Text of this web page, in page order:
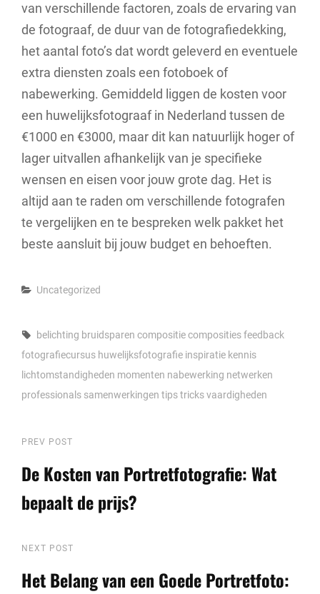
van verschillende factoren, zoals de ervaring van
de fotograaf, de duur van de fotografiedekking,
het aantal foto’s dat wordt geleverd en eventuele
extra diensten zoals een fotoboek of
nabewerking. Gemiddeld liggen de kosten voor
een huwelijksfotograaf in Nederland tussen de
€1000 en €3000, maar dit kan natuurlijk hoger of
lager uitvallen afhankelijk van je specifieke
wensen en eisen voor jouw grote dag. Het is
altijd aan te raden om verschillende fotografen
te vergelijken en te bespreken welk pakket het
beste aansluit bij jouw budget en behoeften.
Categories
Uncategorized
Tags,
belichting bruidsparen compositiecompositiesfeedback
fotografiecursus huwelijksfotografie inspiratie kennis
lichtomstandigheden momenten nabewerking netwerken
professionals samenwerkingen tipstricksvaardigheden
Berichtnavigatie
Previous
Post
PREV POST
De Kosten van Portretfotografie: Wat
bepaalt de prijs?
Next
Post
NEXT POST
Het Belang van een Goede Portretfoto: